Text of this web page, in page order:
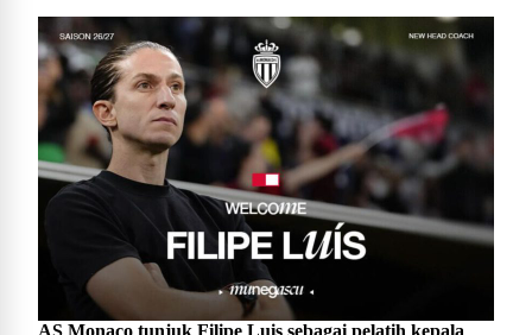
AS Monaco tunjuk Filipe Luis sebagai pelatih kepala